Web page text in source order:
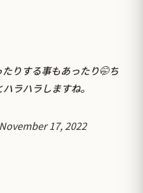
りする事もあったり🤭ち
ラハラしますね。
November 17, 2022